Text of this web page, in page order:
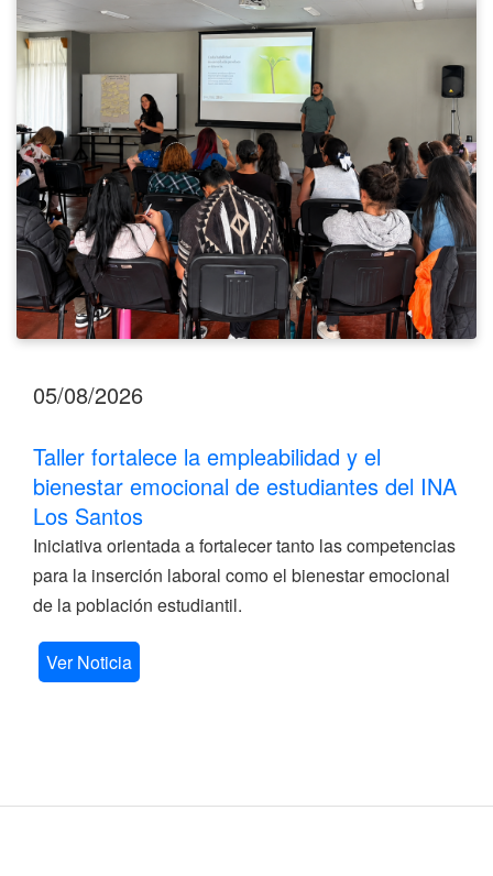
y
el
bienestar
emocional
de
estudiantes
del
INA
Los
Santos
05/08/2026
Taller fortalece la empleabilidad y el
bienestar emocional de estudiantes del INA
Los Santos
Iniciativa orientada a fortalecer tanto las competencias
para la inserción laboral como el bienestar emocional
de la población estudiantil.
Ver Noticia